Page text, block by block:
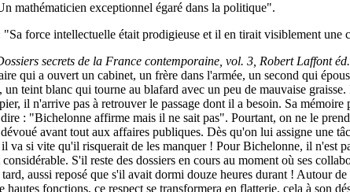
mathématicien exceptionnel égaré dans la politique".
"Sa force intellectuelle était prodigieuse et il en tirait visiblement
secrets de la France contemporaine, vol. 3, Robert Laffont éd.
qui a ouvert un cabinet, un frère dans l'armée, un second qui
teint blanc qui tourne au blafard avec un peu de mauvaise
il n'arrive pas à retrouver le passage dont il a besoin. Sa
: "Bichelonne affirme mais il ne sait pas". Pourtant, on ne le
avant tout aux affaires publiques. Dès qu'on lui assigne une
va si vite qu'il risquerait de les manquer ! Pour Bichelonne, il n'est
S'il reste des dossiers en cours au moment où ses
aussi reposé que s'il avait dormi douze heures durant ! Autour
fonctions, ce respect se transformera en flatterie, cela à son